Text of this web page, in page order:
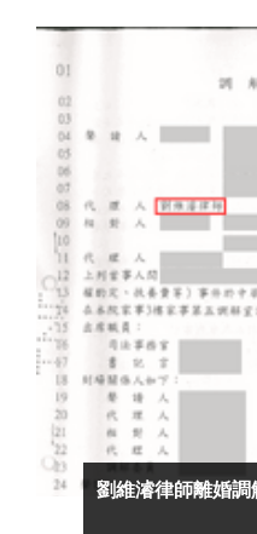
劉維濬律師離婚